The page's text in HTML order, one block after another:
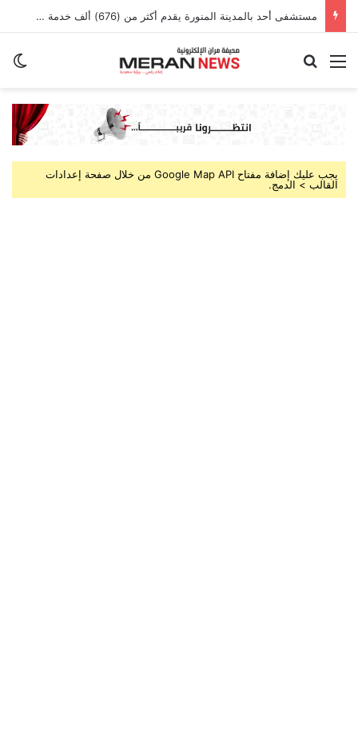
مستشفى أحد بالمدينة المنورة يقدم أكثر من (676) ألف خدمة صحية خلال النصف الأول من 2026
القائمة
يجب عليك إضافة مفتاح Google Map API من خلال صفحة إعدادات
القالب > الدمج.